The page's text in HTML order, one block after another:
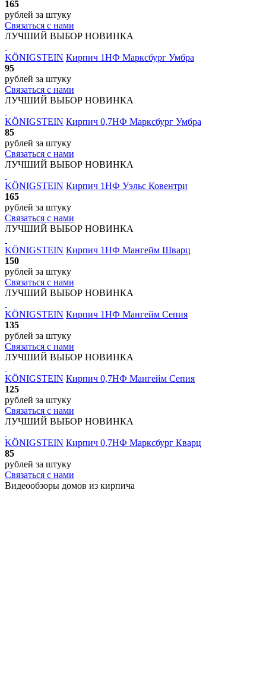
165
рублей за штуку
Связаться с нами
ЛУЧШИЙ ВЫБОР НОВИНКА
KÖNIGSTEIN Кирпич 1НФ Марксбург Умбра
95
рублей за штуку
Связаться с нами
ЛУЧШИЙ ВЫБОР НОВИНКА
KÖNIGSTEIN Кирпич 0,7НФ Марксбург Умбра
85
рублей за штуку
Связаться с нами
ЛУЧШИЙ ВЫБОР НОВИНКА
KÖNIGSTEIN Кирпич 1НФ Уэльс Ковентри
165
рублей за штуку
Связаться с нами
ЛУЧШИЙ ВЫБОР НОВИНКА
KÖNIGSTEIN Кирпич 1НФ Мангейм Шварц
150
рублей за штуку
Связаться с нами
ЛУЧШИЙ ВЫБОР НОВИНКА
KÖNIGSTEIN Кирпич 1НФ Мангейм Сепия
135
рублей за штуку
Связаться с нами
ЛУЧШИЙ ВЫБОР НОВИНКА
KÖNIGSTEIN Кирпич 0,7НФ Мангейм Сепия
125
рублей за штуку
Связаться с нами
ЛУЧШИЙ ВЫБОР НОВИНКА
KÖNIGSTEIN Кирпич 0,7НФ Марксбург Кварц
85
рублей за штуку
Связаться с нами
Видеообзоры домов из кирпича